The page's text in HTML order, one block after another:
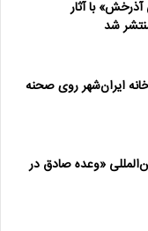
با آثار
شد
ایران‌شهر روی صحنه
«وعده صادق در